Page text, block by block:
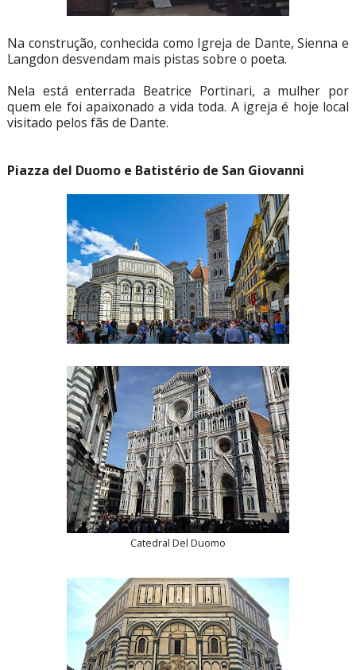
Na construção, conhecida como Igreja de Dante, Sienna e
Langdon desvendam mais pistas sobre o poeta.
Nela está enterrada Beatrice Portinari, a mulher por
quem ele foi apaixonado a vida toda. A igreja é hoje local
visitado pelos fãs de Dante.
Piazza del Duomo e Batistério de San Giovanni
Catedral Del Duomo